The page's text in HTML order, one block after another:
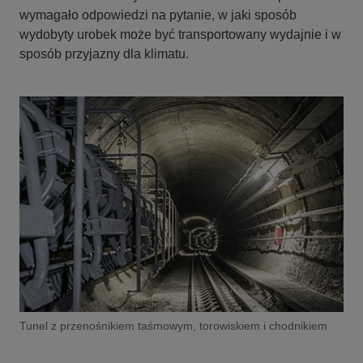
wymagało odpowiedzi na pytanie, w jaki sposób
wydobyty urobek może być transportowany wydajnie i w
sposób przyjazny dla klimatu.
Tunel z przenośnikiem taśmowym, torowiskiem i chodnikiem